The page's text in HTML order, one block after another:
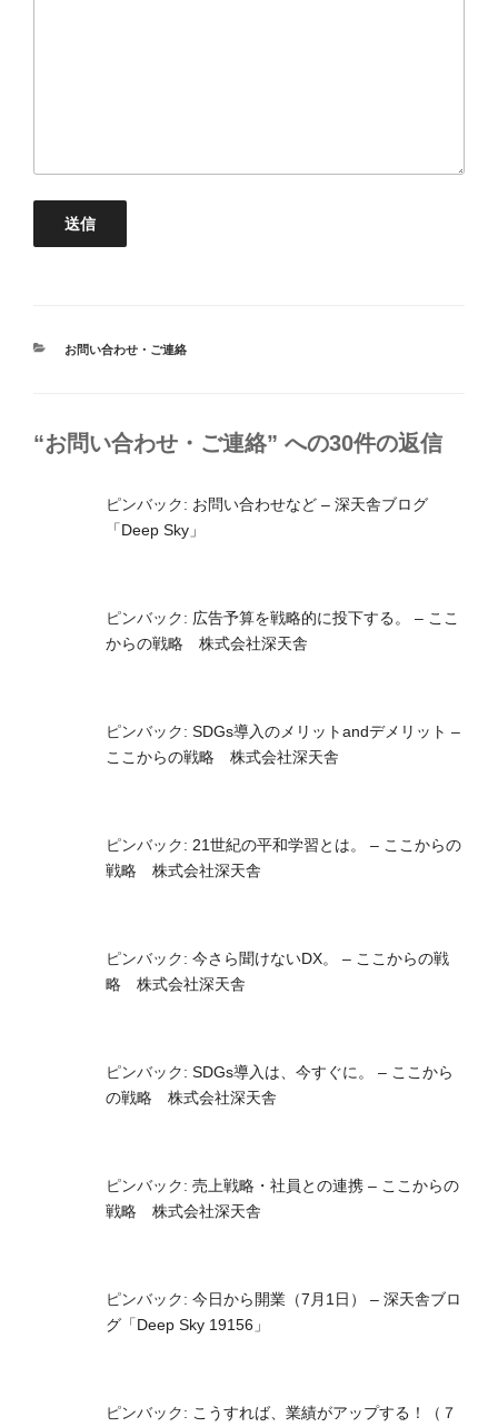
カ
お問い合わせ・ご連絡
“お問い合わせ・ご連絡” への30件の返信
ピンバック: お問い合わせなど – 深天舎ブログ
「Deep Sky」
ピンバック: 広告予算を戦略的に投下する。 – ここ
からの戦略 株式会社深天舎
ピンバック: SDGs導入のメリットandデメリット –
ここからの戦略 株式会社深天舎
ピンバック: 21世紀の平和学習とは。 – ここからの
戦略 株式会社深天舎
ピンバック: 今さら聞けないDX。 – ここからの戦
略 株式会社深天舎
ピンバック: SDGs導入は、今すぐに。 – ここから
の戦略 株式会社深天舎
ピンバック: 売上戦略・社員との連携 – ここからの
戦略 株式会社深天舎
ピンバック: 今日から開業（7月1日） – 深天舎ブロ
グ「Deep Sky 19156」
ピンバック: こうすれば、業績がアップする！（７